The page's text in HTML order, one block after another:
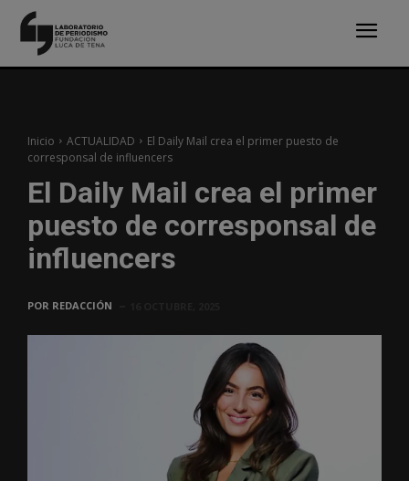
Inicio ACTUALIDAD
El Daily Mail crea el primer puesto de
corresponsal de influencers
El Daily Mail crea el primer
puesto de corresponsal de
influencers
POR REDACCIÓN